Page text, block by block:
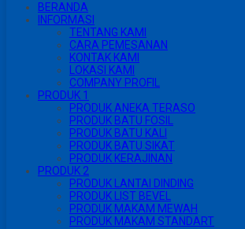
BERANDA
INFORMASI
TENTANG KAMI
CARA PEMESANAN
KONTAK KAMI
LOKASI KAMI
COMPANY PROFIL
PRODUK 1
PRODUK ANEKA TERASO
PRODUK BATU FOSIL
PRODUK BATU KALI
PRODUK BATU SIKAT
PRODUK KERAJINAN
PRODUK 2
PRODUK LANTAI DINDING
PRODUK LIST BEVEL
PRODUK MAKAM MEWAH
PRODUK MAKAM STANDART